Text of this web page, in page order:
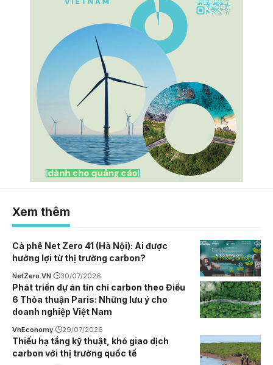
Xem thêm
Cà phê Net Zero 41 (Hà Nội): Ai được
hưởng lợi từ thị trường carbon?
NetZero.VN 30/07/2026
Phát triển dự án tín chỉ carbon theo Điều
6 Thỏa thuận Paris: Những lưu ý cho
doanh nghiệp Việt Nam
VnEconomy 29/07/2026
Thiếu hạ tầng kỹ thuật, khó giao dịch
carbon với thị trường quốc tế